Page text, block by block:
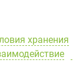
хранения